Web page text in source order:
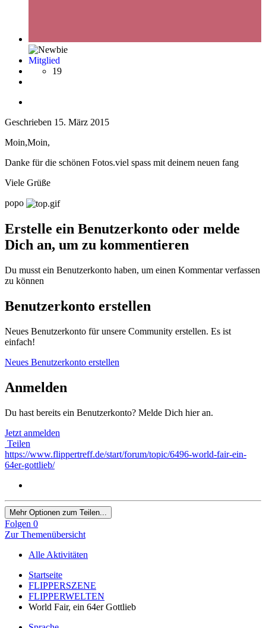
Mitglied
19
Geschrieben 15. März 2015
Moin,Moin,
Danke für die schönen Fotos.viel spass mit deinem neuen fang
Viele Grüße
popo
Erstelle ein Benutzerkonto oder melde
Dich an, um zu kommentieren
Du musst ein Benutzerkonto haben, um einen Kommentar verfassen
zu können
Benutzerkonto erstellen
Neues Benutzerkonto für unsere Community erstellen. Es ist
einfach!
Neues Benutzerkonto erstellen
Anmelden
Du hast bereits ein Benutzerkonto? Melde Dich hier an.
Jetzt anmelden
Teilen
https://www.flippertreff.de/start/forum/topic/6496-world-fair-ein-
64er-gottlieb/
Mehr Optionen zum Teilen...
Folgen 0
Zur Themenübersicht
Alle Aktivitäten
Startseite
FLIPPERSZENE
FLIPPERWELTEN
World Fair, ein 64er Gottlieb